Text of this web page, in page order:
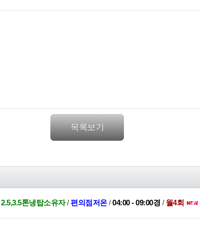
목록보기
2.5,3.5톤냉탑소유자/편의점저온/04:00 - 09:00경 / 월4회